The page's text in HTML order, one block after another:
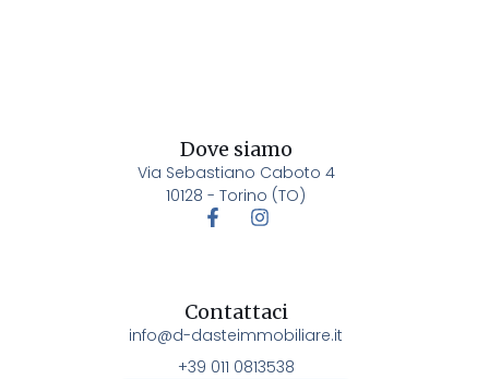
Dove siamo
Via Sebastiano Caboto 4
10128 - Torino (TO)
Contattaci
info@d-dasteimmobiliare.it
+39 011 0813538